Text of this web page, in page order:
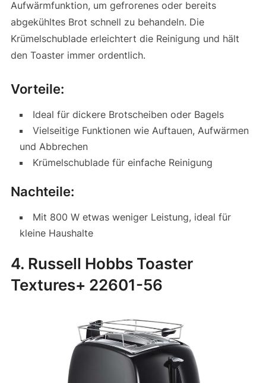
Aufwärmfunktion, um gefrorenes oder bereits
abgekühltes Brot schnell zu behandeln. Die
Krümelschublade erleichtert die Reinigung und hält
den Toaster immer ordentlich.
Vorteile:
Ideal für dickere Brotscheiben oder Bagels
Vielseitige Funktionen wie Auftauen, Aufwärmen
und Abbrechen
Krümelschublade für einfache Reinigung
Nachteile:
Mit 800 W etwas weniger Leistung, ideal für
kleine Haushalte
4. Russell Hobbs Toaster
Textures+ 22601-56